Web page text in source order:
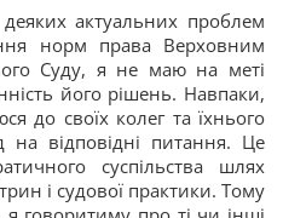
деяких актуальних проблем
норм права Верховним
Суду, я не маю на меті
його рішень. Навпаки,
до своїх колег та їхнього
відповідні питання. Це
суспільства шлях
і судової практики. Тому